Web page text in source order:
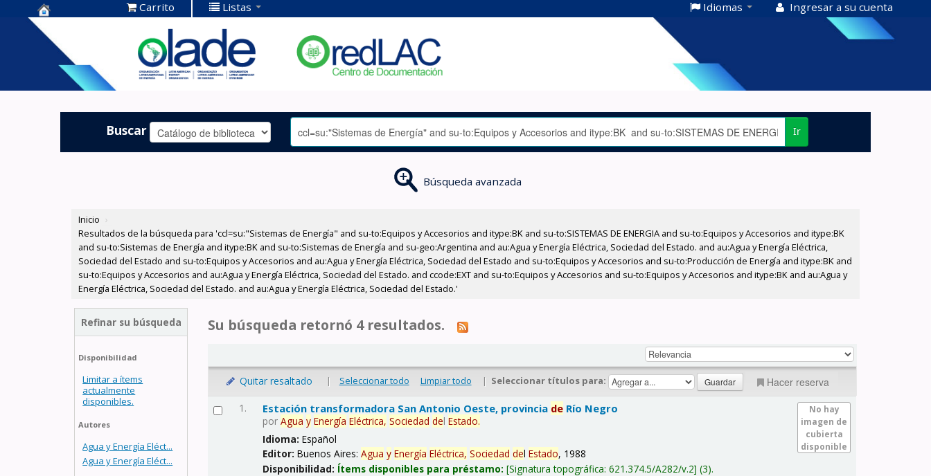
Centro de
Documentación
OLADE -
Carrito Listas Idiomas Ingresar a su cuenta
Buscar Ir
Búsqueda avanzada
Inicio ›
Resultados de la búsqueda para 'ccl=su:"Sistemas de Energía" and su-to:Equipos y Accesorios and itype:BK and su-to:SISTEMAS DE ENERGIA and su-to:Equipos y Accesorios and itype:BK
and su-to:Sistemas de Energía and itype:BK and su-to:Sistemas de Energía and su-geo:Argentina and au:Agua y Energía Eléctrica, Sociedad del Estado. and au:Agua y Energía Eléctrica,
Sociedad del Estado and su-to:Equipos y Accesorios and au:Agua y Energía Eléctrica, Sociedad del Estado and su-to:Equipos y Accesorios and su-to:Producción de Energía and itype:BK and
su-to:Equipos y Accesorios and au:Agua y Energía Eléctrica, Sociedad del Estado. and ccode:EXT and su-to:Equipos y Accesorios and su-to:Equipos y Accesorios and itype:BK and au:Agua y
Energía Eléctrica, Sociedad del Estado. and au:Agua y Energía Eléctrica, Sociedad del Estado.'
Refinar su búsqueda
Disponibilidad
Limitar a ítems
actualmente
disponibles.
Autores
Agua y Energía Eléct...
Agua y Energía Eléct...
Su búsqueda retornó 4 resultados.
Quitar resaltado | Seleccionar todo Limpiar todo | Seleccionar títulos para: Hacer reserva
1.
No hay
imagen de
cubierta
disponible
Estación transformadora San Antonio Oeste, provincia de Río Negro
porAgua y Energía Eléctrica, Sociedad delEstado.
Idioma:Español
Editor:Buenos Aires:Agua y Energía Eléctrica, Sociedad delEstado, 1988
Disponibilidad: Ítems disponibles para préstamo: Signatura topográfica:621.374.5/A282/v.2 (3).